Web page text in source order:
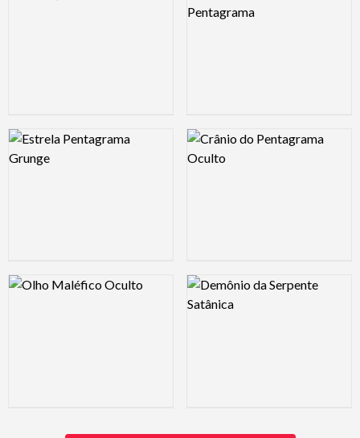
Logo Preview Image Logo Preview Image
Logo Preview Image Logo Preview Image